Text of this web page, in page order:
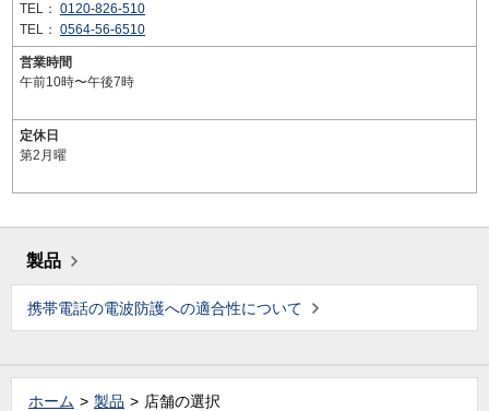
TEL： 0120-826-510
TEL： 0564-56-6510
営業時間
午前10時〜午後7時
定休日
第2月曜
製品
携帯電話の電波防護への適合性について
ホーム 製品 店舗の選択